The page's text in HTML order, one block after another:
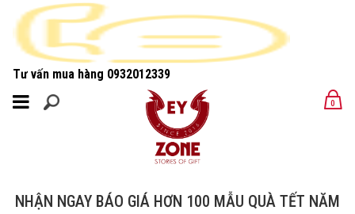
Tư vấn mua hàng 0932012339
MENU 0
NHẬN NGAY BÁO GIÁ HƠN 100 MẪU QUÀ TẾT NĂM